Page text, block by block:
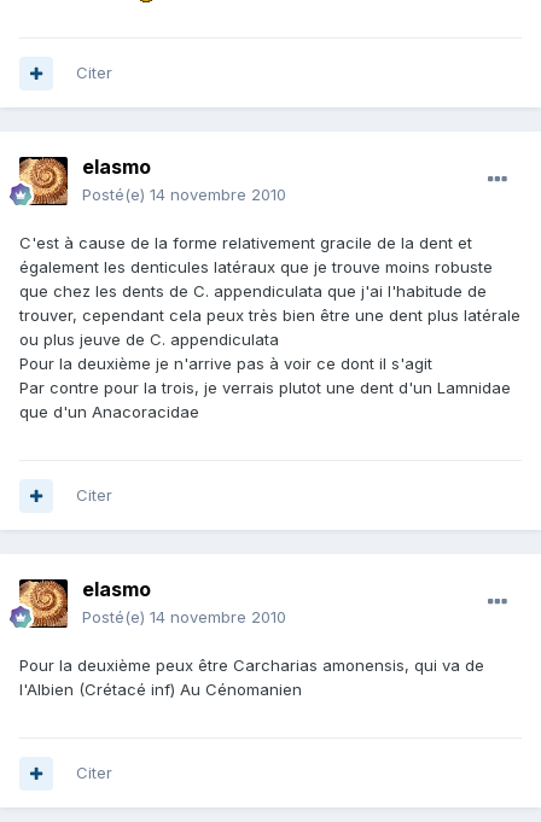
Citer
elasmo
Posté(e) 14 novembre 2010
C'est à cause de la forme relativement gracile de la dent et
également les denticules latéraux que je trouve moins robuste
que chez les dents de C. appendiculata que j'ai l'habitude de
trouver, cependant cela peux très bien être une dent plus latérale
ou plus jeuve de C. appendiculata
Pour la deuxième je n'arrive pas à voir ce dont il s'agit
Par contre pour la trois, je verrais plutot une dent d'un Lamnidae
que d'un Anacoracidae
Citer
elasmo
Posté(e) 14 novembre 2010
Pour la deuxième peux être Carcharias amonensis, qui va de
l'Albien (Crétacé inf) Au Cénomanien
Citer